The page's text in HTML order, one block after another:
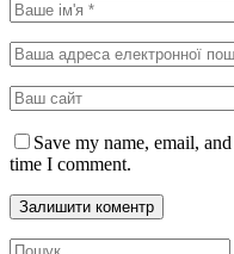
Save my name, email,
time I comment.